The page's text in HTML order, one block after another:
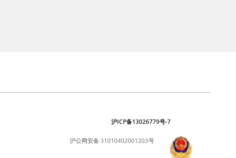
沪ICP备13026779号-7
沪公网安备 31010402001203号